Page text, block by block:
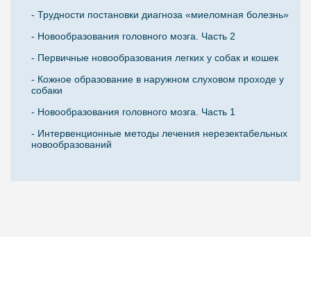
- Трудности постановки диагноза «миеломная болезнь»
- Новообразования головного мозга. Часть 2
- Первичные новообразования легких у собак и кошек
- Кожное образование в наружном слуховом проходе у
собаки
- Новообразования головного мозга. Часть 1
- Интервенционные методы лечения нерезектабельных
новообразований